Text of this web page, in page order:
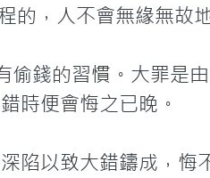
的，人不會無緣無故
錢的習慣。大罪是
時便會悔之已晚。
陷以致大錯鑄成，悔